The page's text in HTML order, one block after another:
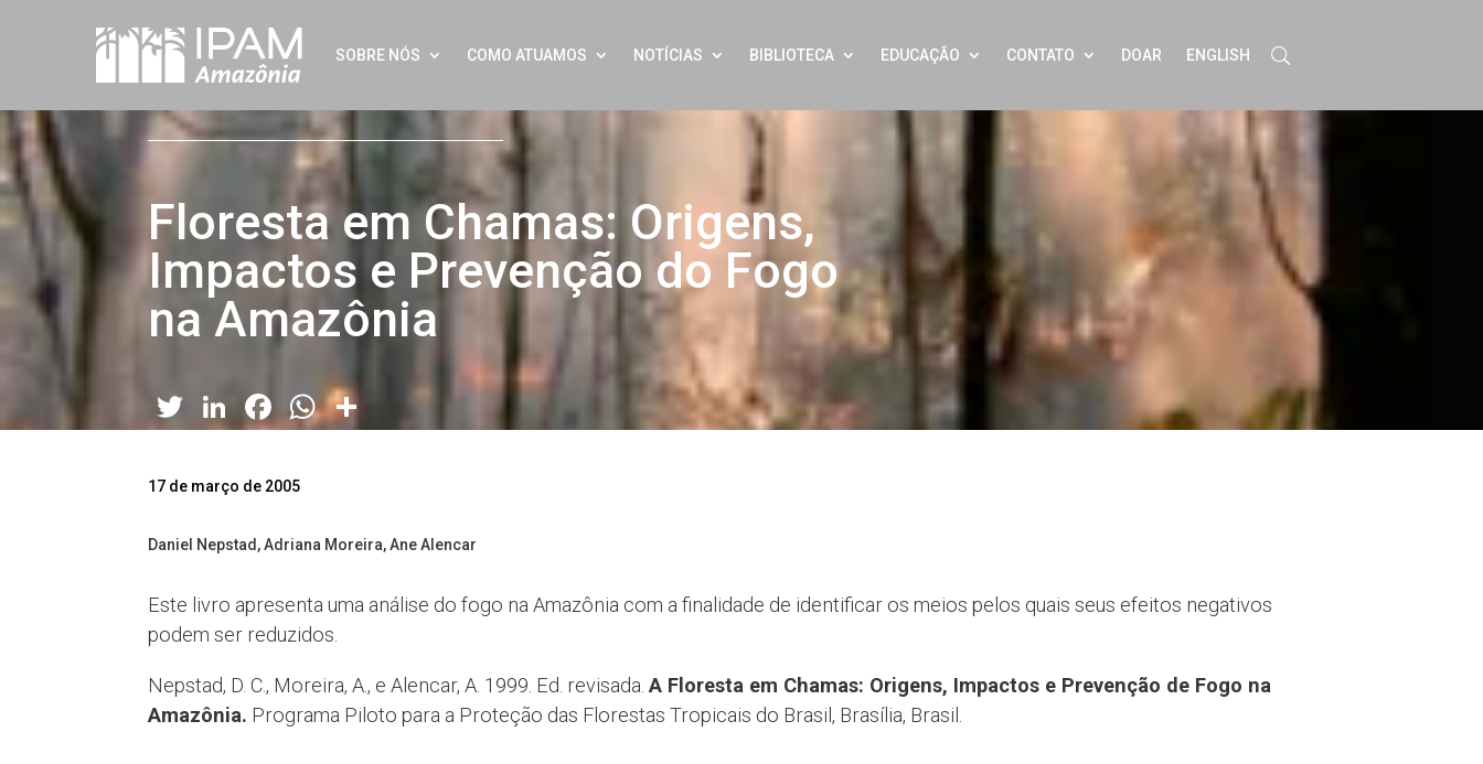
SOBRE NÓS COMO ATUAMOS NOTÍCIAS BIBLIOTECA EDUCAÇÃO CONTATO DOAR ENGLISH
Floresta em Chamas: Origens,
Impactos e Prevenção do Fogo
na Amazônia
Twitter
LinkedIn
Facebook
WhatsApp
Share
17 de março de 2005
Daniel Nepstad, Adriana Moreira, Ane Alencar
Este livro apresenta uma análise do fogo na Amazônia com a finalidade de identificar os meios pelos quais seus efeitos negativos
podem ser reduzidos.
Nepstad, D. C., Moreira, A., e Alencar, A. 1999. Ed. revisada.A Floresta em Chamas: Origens, Impactos e Prevenção de Fogo na
Amazônia. Programa Piloto para a Proteção das Florestas Tropicais do Brasil, Brasília, Brasil.